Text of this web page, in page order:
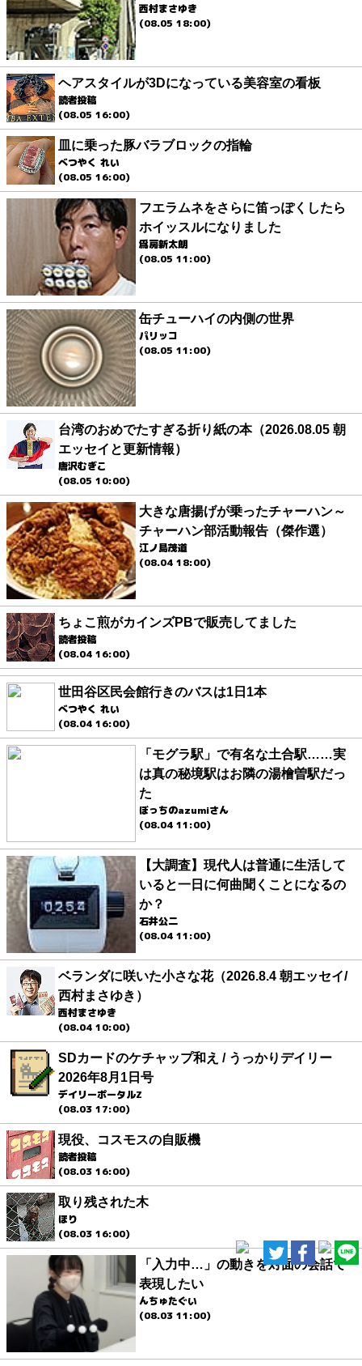
西村まさゆき
(08.05 18:00)
ヘアスタイルが3Dになっている美容室の看板
読者投稿
(08.05 16:00)
皿に乗った豚バラブロックの指輪
べつやく れい
(08.05 16:00)
フエラムネをさらに笛っぽくしたら
ホイッスルになりました
爲房新太朗
(08.05 11:00)
缶チューハイの内側の世界
パリッコ
(08.05 11:00)
台湾のおめでたすぎる折り紙の本（2026.08.05 朝
エッセイと更新情報）
唐沢むぎこ
(08.05 10:00)
大きな唐揚げが乗ったチャーハン～
チャーハン部活動報告（傑作選）
江ノ島茂道
(08.04 18:00)
ちょこ煎がカインズPBで販売してました
読者投稿
(08.04 16:00)
世田谷区民会館行きのバスは1日1本
べつやく れい
(08.04 16:00)
「モグラ駅」で有名な土合駅……実
は真の秘境駅はお隣の湯檜曽駅だっ
た
ぼっちのazumiさん
(08.04 11:00)
【大調査】現代人は普通に生活して
いると一日に何曲聞くことになるの
か？
石井公二
(08.04 11:00)
ベランダに咲いた小さな花（2026.8.4 朝エッセイ/
西村まさゆき）
西村まさゆき
(08.04 10:00)
SDカードのケチャップ和え / うっかりデイリー
2026年8月1日号
デイリーポータルZ
(08.03 17:00)
現役、コスモスの自販機
読者投稿
(08.03 16:00)
取り残された木
ほり
(08.03 16:00)
「入力中…」の動きを対面の会話で
表現したい
んちゅたぐい
(08.03 11:00)